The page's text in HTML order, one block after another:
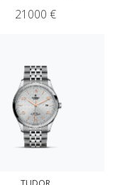
21000 €